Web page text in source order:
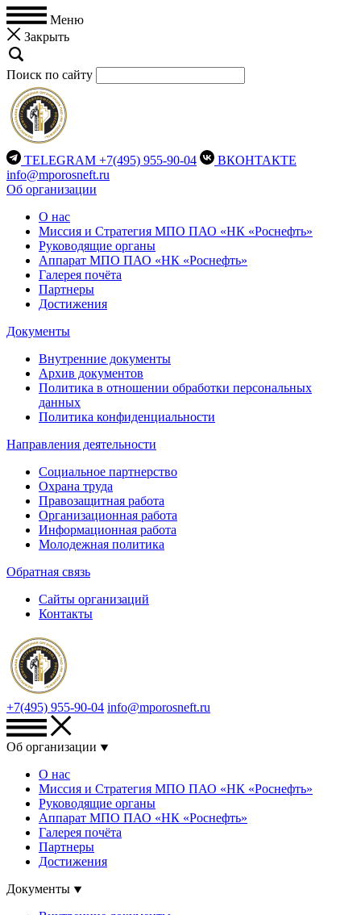
Меню
Закрыть
Поиск по сайту
TELEGRAM +7(495) 955-90-04
ВКОНТАКТЕ
info@mporosneft.ru
Об организации
О нас
Миссия и Стратегия МПО ПАО «НК «Роснефть»
Руководящие органы
Аппарат МПО ПАО «НК «Роснефть»
Галерея почёта
Партнеры
Достижения
Документы
Внутренние документы
Архив документов
Политика в отношении обработки персональных
данных
Политика конфиденциальности
Направления деятельности
Социальное партнерство
Охрана труда
Правозащитная работа
Организационная работа
Информационная работа
Молодежная политика
Обратная связь
Сайты организаций
Контакты
+7(495) 955-90-04 info@mporosneft.ru
Об организации
О нас
Миссия и Стратегия МПО ПАО «НК «Роснефть»
Руководящие органы
Аппарат МПО ПАО «НК «Роснефть»
Галерея почёта
Партнеры
Достижения
Документы